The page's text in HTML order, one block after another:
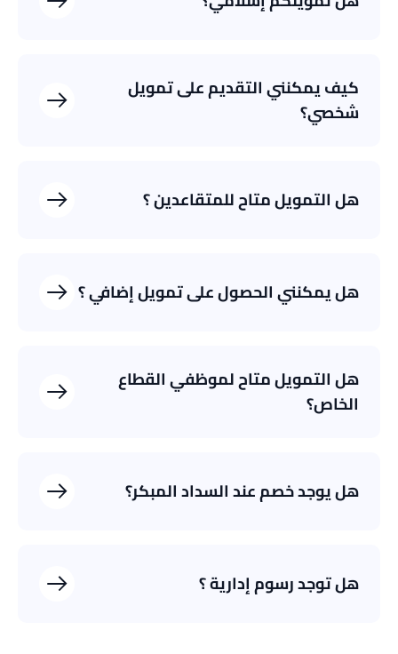
كيف يمكنني التقديم على تمويل
شخصي؟
هل التمويل متاح للمتقاعدين ؟
هل يمكنني الحصول على تمويل إضافي ؟
هل التمويل متاح لموظفي القطاع
الخاص؟
هل يوجد خصم عند السداد المبكر؟
هل توجد رسوم إدارية ؟